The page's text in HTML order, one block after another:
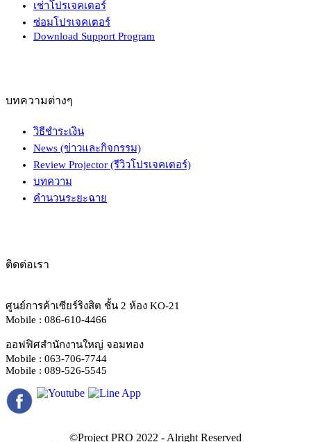
เช่าโปรเจคเตอร์
ซ่อมโปรเจคเตอร์
Download Support Program
บทความต่างๆ
วิธีชำระเงิน
News (ข่าวและกิจกรรม)
Review Projector (รีวิวโปรเจคเตอร์)
บทความ
คำนวนระยะฉาย
ติดต่อเรา
ศูนย์การค้าเซียร์ริงสิต ชั้น 2 ห้อง KO-21
Mobile : 086-610-4466
ออฟฟิศสำนักงานใหญ่ จอมทอง
Mobile : 063-706-7744
Mobile : 089-526-5545